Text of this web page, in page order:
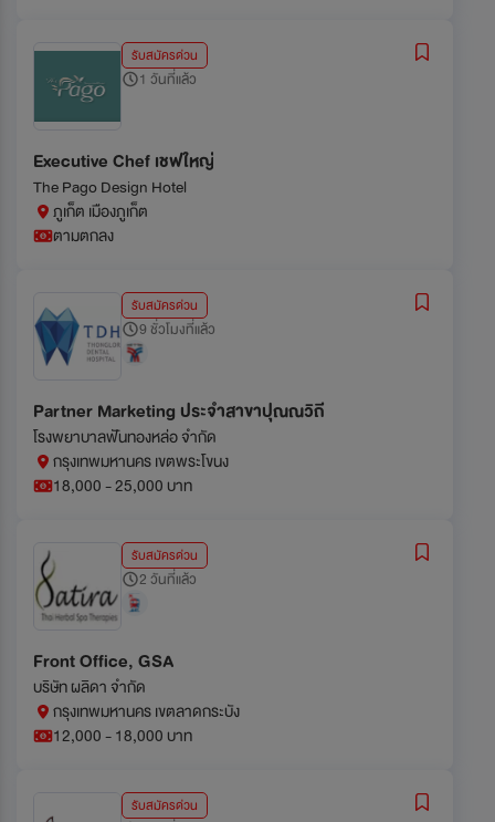
รับสมัครด่วน
1 วันที่แล้ว
Executive Chef เชฟใหญ่
The Pago Design Hotel
ภูเก็ต เมืองภูเก็ต
ตามตกลง
รับสมัครด่วน
9 ชั่วโมงที่แล้ว
Partner Marketing ประจำสาขาปุณณวิถี
โรงพยาบาลฟันทองหล่อ จำกัด
กรุงเทพมหานคร เขตพระโขนง
18,000 - 25,000 บาท
รับสมัครด่วน
2 วันที่แล้ว
Front Office, GSA
บริษัท ผลิดา จำกัด
กรุงเทพมหานคร เขตลาดกระบัง
12,000 - 18,000 บาท
รับสมัครด่วน